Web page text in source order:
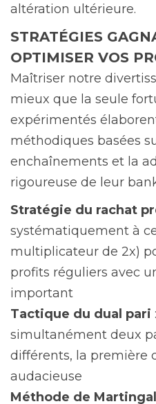
altération ultérieure.
STRATÉGIES
OPTIMISER VOS
Maîtriser notre
mieux que la seule
expérimentés
méthodiques basées
enchaînements et la
rigoureuse de leur
Stratégie du rachat
systématiquement à
multiplicateur de 2x)
profits réguliers avec
important
Tactique du dual pari
simultanément deux
différents, la première
audacieuse
Méthode de